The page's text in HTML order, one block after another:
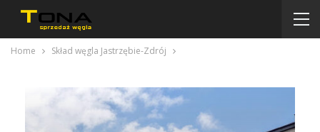
Home Skład węgla Jastrzębie-Zdrój